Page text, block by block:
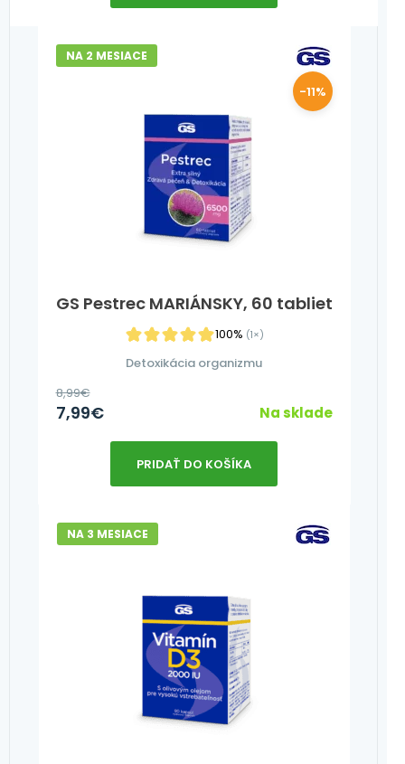
GS Pestrec MARIÁNSKY, 60 tabliet
100% (1×)
NA 2 MESIACE
Detoxikácia organizmu
-11%
8,99€
7,99€ Na sklade
PRIDAŤ DO KOŠÍKA
NA 3 MESIACE